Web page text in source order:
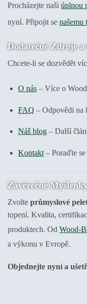
Procházejte naši úplnou
nyní. Připojit se našemu
Dodatečné Zdroje
Chcete-li se dozvědět
O nás– Více o
FAQ – Odpovědi na
Náš blog– Další
Kontakt– Poraďte se
Závěrečné
Zvolte průmyslové
topení. Kvalita,
produktech. Od Wood-
a výkonu v Evropě.
Objednejte nyní a